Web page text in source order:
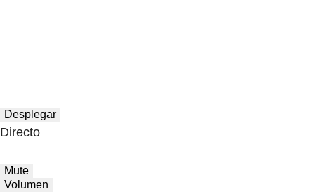
Desplegar
Directo
Mute
Volumen